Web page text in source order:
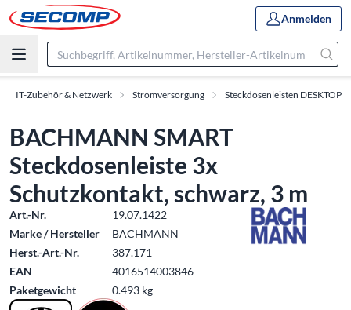
Anmelden
IT-Zubehör & Netzwerk Stromversorgung Steckdosenleisten DESKTOP
BACHMANN SMART
Steckdosenleiste 3x
Schutzkontakt, schwarz, 3 m
Art.-Nr.
19.07.1422
Marke / Hersteller
BACHMANN
Herst.-Art.-Nr.
387.171
EAN
4016514003846
Paketgewicht
0.493 kg